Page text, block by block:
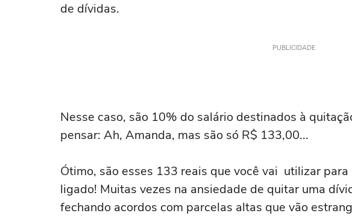
de dívidas.
PUBLICIDADE
Nesse caso, são 10% do salário destinados à
pensar: Ah, Amanda, mas são só R$ 133,00...
Ótimo, são esses 133 reais que você vai utilizar
ligado! Muitas vezes na ansiedade de quitar uma
fechando acordos com parcelas altas que vão